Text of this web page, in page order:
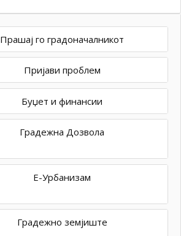
Прашај го градоначалникот
Пријави проблем
Буџет и финансии
Градежна Дозвола
Е-Урбанизам
Градежно земјиште